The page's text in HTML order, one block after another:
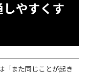
やすくす
「また同じことが起き